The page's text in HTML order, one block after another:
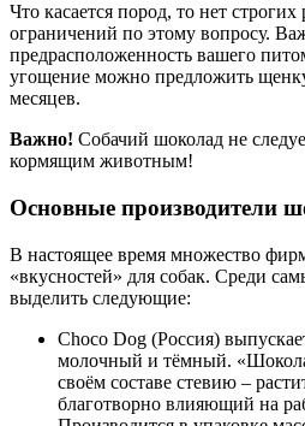
Что касается пород, то нет
ограничений по этому вопросу.
предрасположенность вашего
угощение можно предложить
месяцев.
Важно! Собачий шоколад не
кормящим животным!
Основные производители
В настоящее время множество
«вкусностей» для собак. Среди
выделить следующие:
Choco Dog (Россия)
молочный и тёмный.
своём составе стевию –
благотворно влияющий на